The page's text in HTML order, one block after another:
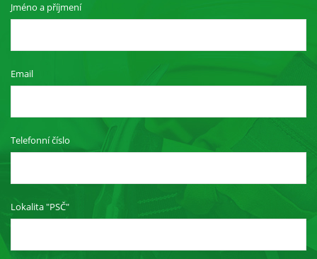
Jméno a příjmení
Email
Telefonní číslo
Lokalita "PSČ"